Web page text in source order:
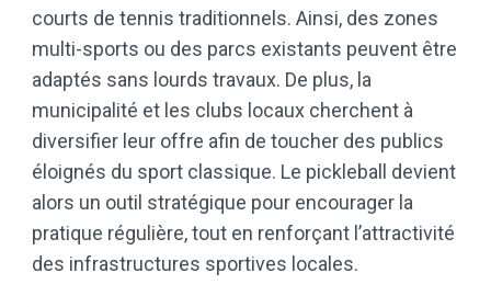
courts de tennis traditionnels. Ainsi, des zones
multi-sports ou des parcs existants peuvent être
adaptés sans lourds travaux. De plus, la
municipalité et les clubs locaux cherchent à
diversifier leur offre afin de toucher des publics
éloignés du sport classique. Le pickleball devient
alors un outil stratégique pour encourager la
pratique régulière, tout en renforçant l’attractivité
des infrastructures sportives locales.